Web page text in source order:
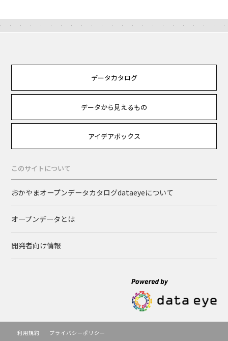
データカタログ
データから見えるもの
アイデアボックス
このサイトについて
おかやまオープンデータカタログdataeyeについて
オープンデータとは
開発者向け情報
利用規約
プライバシーポリシー